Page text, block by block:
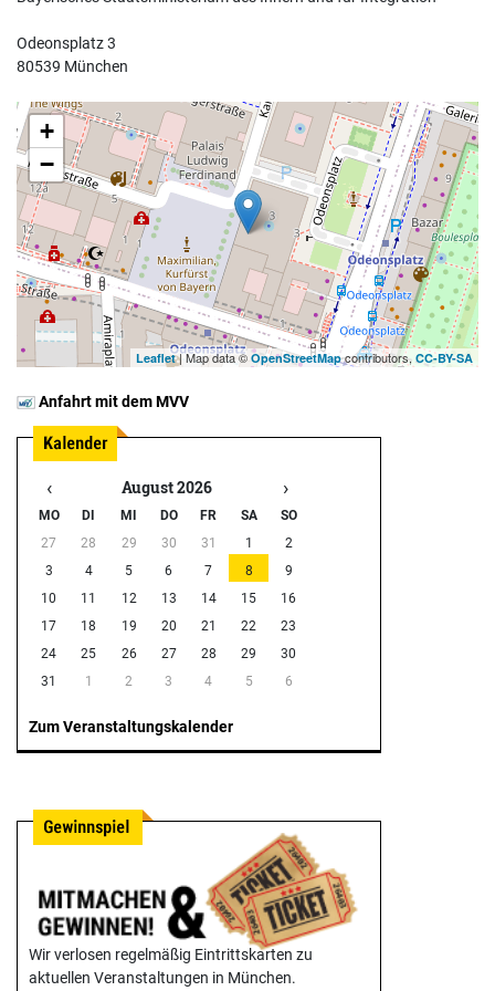
Odeonsplatz 3
80539 München
+
−
Leaflet| Map data © OpenStreetMapcontributors, CC-BY-SA
Anfahrt mit dem MVV
‹ August 2026 ›
MO DI MI DO FR SA
SO
27
28 29 30 31 1
2
3
4 5 6 7 8
9
10
11 12 13 14 15
16
17
18 19 20 21 22
23
24
25 26 27 28 29
30
31
1 2 3 4 5 6
Zum Veranstaltungskalender
Wir verlosen regelmäßig Eintrittskarten zu
aktuellen Veranstaltungen in München.